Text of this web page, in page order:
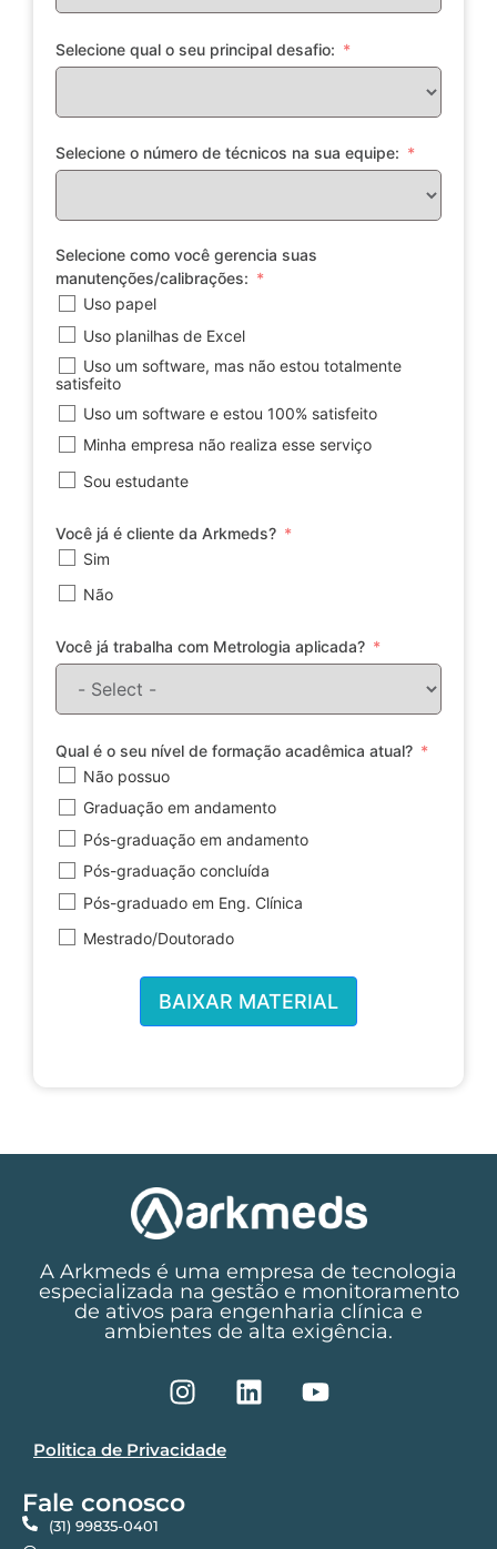
Selecione qual o seu principal desafio:
Selecione o número de técnicos na sua equipe:
Selecione como você gerencia suas
manutenções/calibrações:
Uso papel
Uso planilhas de Excel
Uso um software, mas não estou totalmente
satisfeito
Uso um software e estou 100% satisfeito
Minha empresa não realiza esse serviço
Sou estudante
Você já é cliente da Arkmeds?
Sim
Não
Você já trabalha com Metrologia aplicada?
Qual é o seu nível de formação acadêmica atual?
Não possuo
Graduação em andamento
Pós-graduação em andamento
Pós-graduação concluída
Pós-graduado em Eng. Clínica
Mestrado/Doutorado
BAIXAR MATERIAL
A Arkmeds é uma empresa de tecnologia
especializada na gestão e monitoramento
de ativos para engenharia clínica e
ambientes de alta exigência.
Politica de Privacidade
Fale conosco
(31) 99835-0401